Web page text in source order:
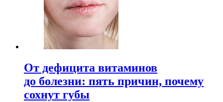
От дефицита витаминов
до болезни: пять причин, почему
сохнут губы